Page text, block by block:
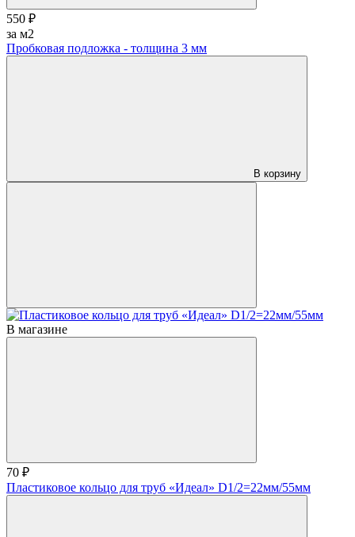
550 ₽
за м2
Пробковая подложка - толщина 3 мм
В корзину
В магазине
70 ₽
Пластиковое кольцо для труб «Идеал» D1/2=22мм/55мм